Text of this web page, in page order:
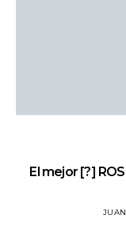
El mejor [?]